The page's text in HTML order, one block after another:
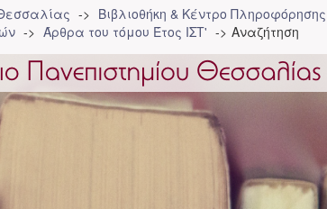
Βιβλιοθήκη & Κέντρο Πληροφόρησης
Άρθρα του τόμου Έτος ΙΣΤ' Αναζήτηση